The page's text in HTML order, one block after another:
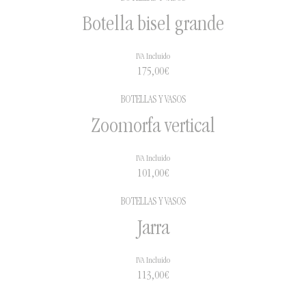
sobre cómo proceder para pedirnos el modelo en
Botella bisel grande
175,00€
IVA Incluido
BOTELLAS Y VASOS
Zoomorfa vertical
101,00€
IVA Incluido
BOTELLAS Y VASOS
Jarra
113,00€
IVA Incluido